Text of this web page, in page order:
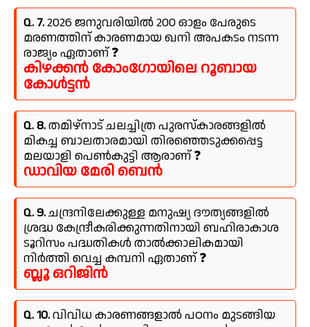
Q. 7.2026 ജനുവരിയിൽ 200 ഓളം പേരുടെ
മരണത്തിന് കാരണമായ ഖനി അപകടം നടന്ന
രാജ്യം ഏതാണ് ❓
കിഴക്കൻ കോംഗോയിലെ റൂബായ
കോൾട്ടൻ
Q. 8.തമിഴ്‌നാട് ചലച്ചിത്ര പുരസ്കാരങ്ങളിൽ
മികച്ച ബാലതാരമായി തിരഞ്ഞെടുക്കപ്പെട്ട
മലയാളി പെൺകുട്ടി ആരാണ് ❓
ഡാവിയ മേരി ബെൻ
Q. 9.ചന്ദ്രനിലേക്കുള്ള മനുഷ്യ ദൗത്യങ്ങളിൽ
ശ്രദ്ധ കേന്ദ്രീകരിക്കുന്നതിനായി ബഹിരാകാശ
ടൂറിസം പദ്ധതികൾ താൽക്കാലികമായി
നിർത്തി വെച്ച കമ്പനി ഏതാണ് ❓
ബ്ലൂ ഒറിജിൻ
Q. 10.വിവിധ കാരണങ്ങളാൽ പഠനം മുടങ്ങിയ